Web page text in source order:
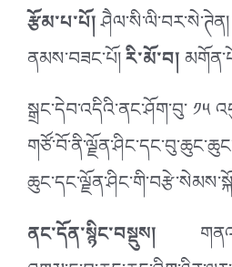
རྩོམ་པ་པོ།ཤཻལ་སི་ལི་བར་སེ་ཊེན།
ནམས་བཟང་པོ།རི་མོ་བ།
སྒྲང་དེབ་འདིའི་ནང་ཤོག་བུ་ ༡༥
ནང་དོན་སྙིང་བསྡུས།